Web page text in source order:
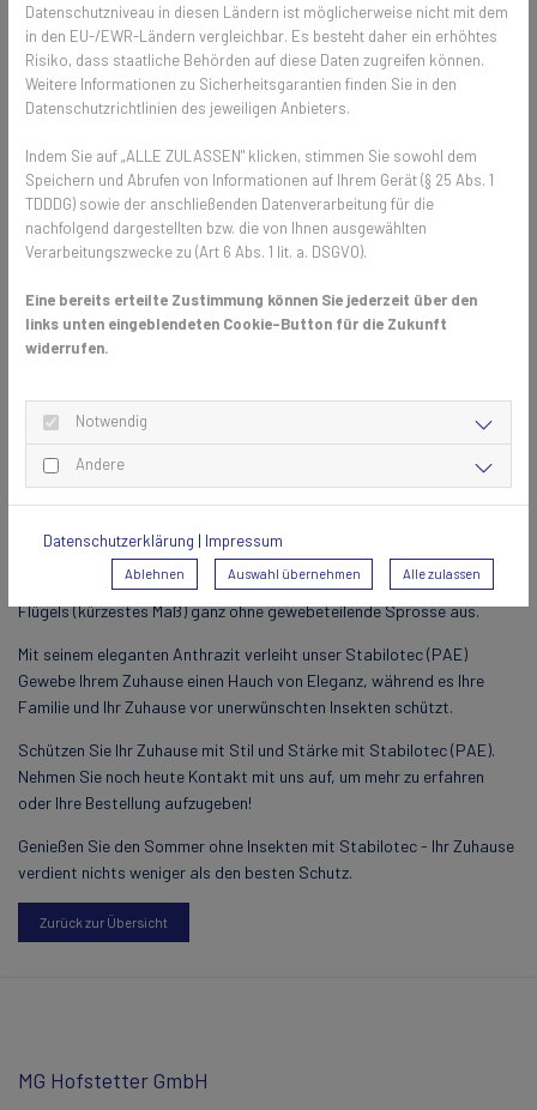
Zurück zur Übersicht
Unser anthrazitfarbenes Stabilotec (PAE) Gewebe besteht aus
kunststoffummanteltem Multifilament-Polyestergarn. Dieses
Material sorgt dafür, dass das Gewebe sehr reißfest ist. Mit einer
Maschenweite von 1,59 x 1,95 mm und einer projizierten Fadenstärke
hervorragende Luftdurchlässigkeit.
Stabilotec (PAE) eignet sich besonders für den Einsatz in stark
Einsatz ideal. Durch die hohe Eigenstabilität kann Stabilotec auch für
großflächige Elektrorollos eingesetzt werden.
Das Beste daran ist, egal ob Spannrahmen, Pendeltür oder
Schiebeanlage, das neue Stabilotec Gewebe kann für fast alle unsere
Fliegengitter Produkte eingesetzt werden. Darüber hinaus kommt es
bei einer maximalen Größe von 2900 mm für die Breite oder Höhe des
Flügels (kürzestes Maß) ganz ohne gewebeteilende Sprosse aus.
Mit seinem eleganten Anthrazit verleiht unser Stabilotec (PAE)
Gewebe Ihrem Zuhause einen Hauch von Eleganz, während es Ihre
Familie und Ihr Zuhause vor unerwünschten Insekten schützt.
Schützen Sie Ihr Zuhause mit Stil und Stärke mit Stabilotec (PAE).
Nehmen Sie noch heute Kontakt mit uns auf, um mehr zu erfahren
oder Ihre Bestellung aufzugeben!
Genießen Sie den Sommer ohne Insekten mit Stabilotec - Ihr Zuhause
verdient nichts weniger als den besten Schutz.
MG Hofstetter GmbH
Datenschutzniveau in diesen Ländern ist möglicherweise nicht mit dem
in den EU-/EWR-Ländern vergleichbar. Es besteht daher ein erhöhtes
Risiko, dass staatliche Behörden auf diese Daten zugreifen können.
Weitere Informationen zu Sicherheitsgarantien finden Sie in den
Datenschutzrichtlinien des jeweiligen Anbieters.
Indem Sie auf „ALLE ZULASSEN" klicken, stimmen Sie sowohl dem
Speichern und Abrufen von Informationen auf Ihrem Gerät (§ 25 Abs. 1
TDDDG) sowie der anschließenden Datenverarbeitung für die
nachfolgend dargestellten bzw. die von Ihnen ausgewählten
Verarbeitungszwecke zu (Art 6 Abs. 1 lit. a. DSGVO).
Eine bereits erteilte Zustimmung können Sie jederzeit über den
links unten eingeblendeten Cookie-Button für die Zukunft
widerrufen.
Notwendig
Andere
Datenschutzerklärung | Impressum
Ablehnen Auswahl übernehmen Alle zulassen